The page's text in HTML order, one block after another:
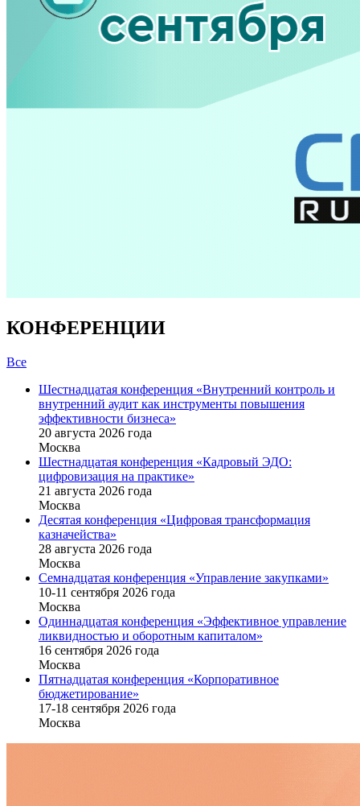
КОНФЕРЕНЦИИ
Все
Шестнадцатая конференция «Внутренний контроль и
внутренний аудит как инструменты повышения
эффективности бизнеса»
20 августа 2026 года
Москва
Шестнадцатая конференция «Кадровый ЭДО:
цифровизация на практике»
21 августа 2026 года
Москва
Десятая конференция «Цифровая трансформация
казначейства»
28 августа 2026 года
Москва
Семнадцатая конференция «Управление закупками»
10-11 сентября 2026 года
Москва
Одиннадцатая конференция «Эффективное управление
ликвидностью и оборотным капиталом»
16 cентября 2026 года
Москва
Пятнадцатая конференция «Корпоративное
бюджетирование»
17-18 сентября 2026 года
Москва